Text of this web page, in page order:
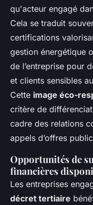
qu'acteur engagé
Cela se traduit
certifications
gestion énergétique
de l’entreprise pour
et clients sensibles
Cette image éco-
critère de
cadre des relations
appels d’offres
Opportunités de
financières
Les entreprises
décret tertiaire